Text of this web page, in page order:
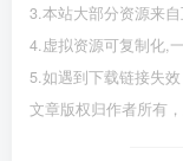
3.本站大部分资源来
4.虚拟资源可复制化,
5.如遇到下载链接失
文章版权归作者所有